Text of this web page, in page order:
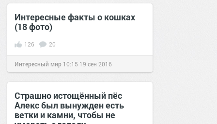
Интересные факты о кошках
(18 фото)
126 20
Интересный мир 10:15 19 сен 2016
Страшно истощённый пёс
Алекс был вынужден есть
ветки и камни, чтобы не